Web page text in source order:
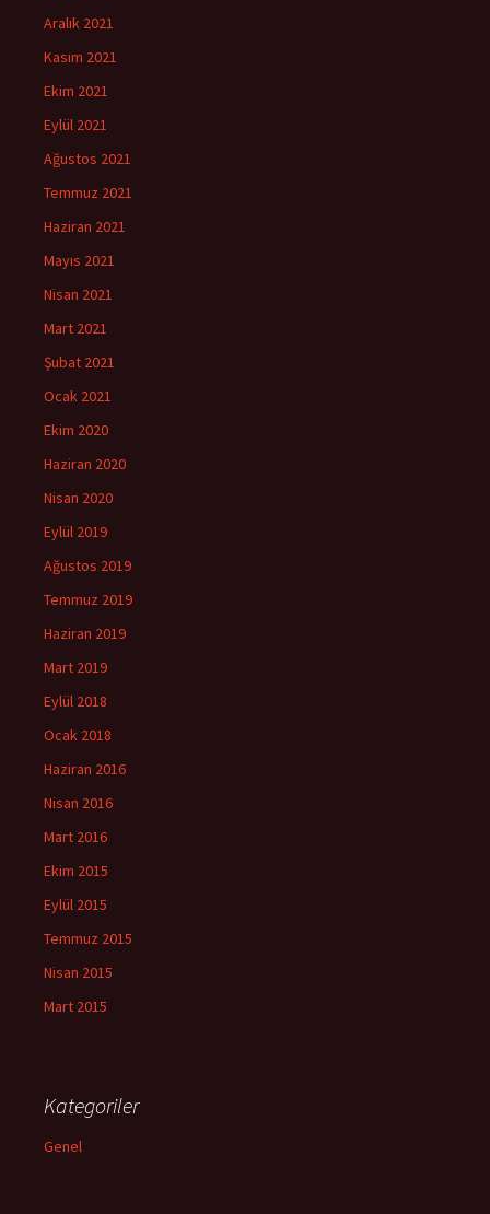
Aralık 2021
Kasım 2021
Ekim 2021
Eylül 2021
Ağustos 2021
Temmuz 2021
Haziran 2021
Mayıs 2021
Nisan 2021
Mart 2021
Şubat 2021
Ocak 2021
Ekim 2020
Haziran 2020
Nisan 2020
Eylül 2019
Ağustos 2019
Temmuz 2019
Haziran 2019
Mart 2019
Eylül 2018
Ocak 2018
Haziran 2016
Nisan 2016
Mart 2016
Ekim 2015
Eylül 2015
Temmuz 2015
Nisan 2015
Mart 2015
Kategoriler
Genel